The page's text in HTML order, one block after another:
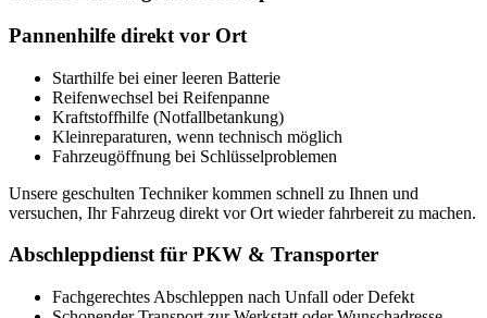
Pannenhilfe direkt vor Ort
Starthilfe bei einer leeren Batterie
Reifenwechsel bei Reifenpanne
Kraftstoffhilfe (Notfallbetankung)
Kleinreparaturen, wenn technisch möglich
Fahrzeugöffnung bei Schlüsselproblemen
Unsere geschulten Techniker kommen schnell zu Ihnen und
versuchen, Ihr Fahrzeug direkt vor Ort wieder fahrbereit zu machen.
Abschleppdienst für PKW & Transporter
Fachgerechtes Abschleppen nach Unfall oder Defekt